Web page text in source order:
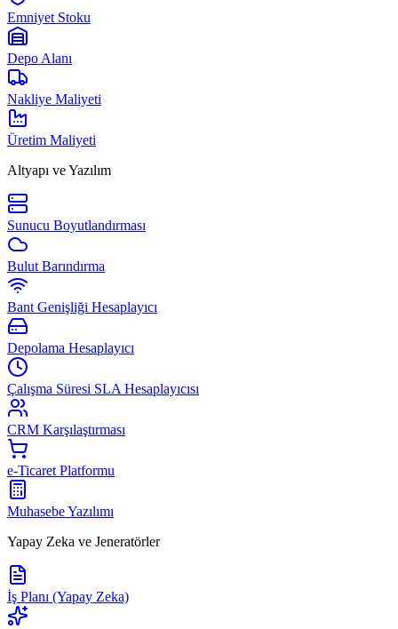
Emniyet Stoku
Depo Alanı
Nakliye Maliyeti
Üretim Maliyeti
Altyapı ve Yazılım
Sunucu Boyutlandırması
Bulut Barındırma
Bant Genişliği Hesaplayıcı
Depolama Hesaplayıcı
Çalışma Süresi SLA Hesaplayıcısı
CRM Karşılaştırması
e-Ticaret Platformu
Muhasebe Yazılımı
Yapay Zeka ve Jeneratörler
İş Planı (Yapay Zeka)